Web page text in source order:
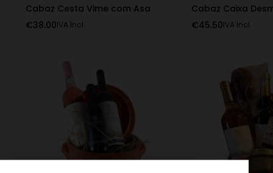
Cabaz Cesta Vime com Asa
€38.00IVA Incl.
Cabaz Caixa
€45.50IVA Incl.